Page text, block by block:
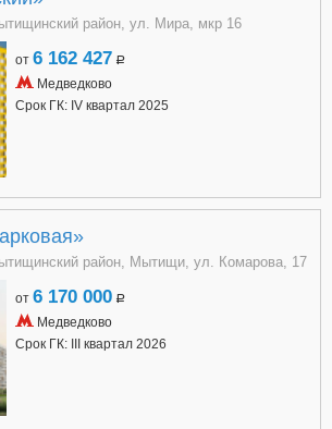
район, ул. Мира, мкр 16
от 6 162 427 a
Медведково
Срок ГК: IV квартал 2025
район, Мытищи, ул. Комарова, 17
от 6 170 000 a
Медведково
Срок ГК: III квартал 2026